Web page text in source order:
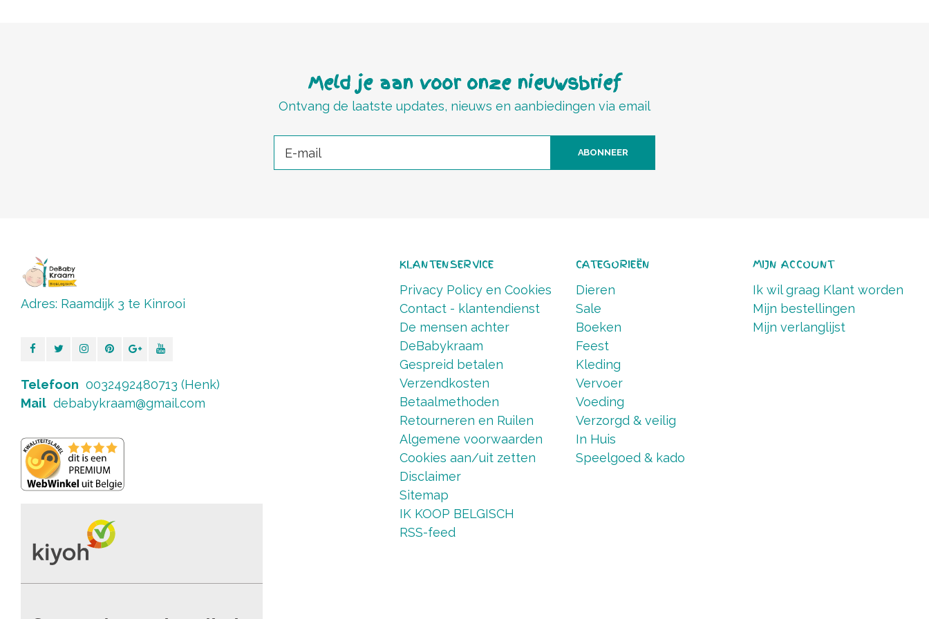
Meld je aan voor onze nieuwsbrief
Ontvang de laatste updates, nieuws en aanbiedingen via email
ABONNEER
Adres: Raamdijk 3 te Kinrooi
Telefoon 0032492480713 (Henk)
Mail debabykraam@gmail.com
KLANTENSERVICE
Privacy Policy en Cookies
Contact - klantendienst
De mensen achter
DeBabykraam
Gespreid betalen
Verzendkosten
Betaalmethoden
Retourneren en Ruilen
Algemene voorwaarden
Cookies aan/uit zetten
Disclaimer
Sitemap
IK KOOP BELGISCH
RSS-feed
CATEGORIEËN
Dieren
Sale
Boeken
Feest
Kleding
Vervoer
Voeding
Verzorgd & veilig
In Huis
Speelgoed & kado
MIJN ACCOUNT
Ik wil graag Klant worden
Mijn bestellingen
Mijn verlanglijst